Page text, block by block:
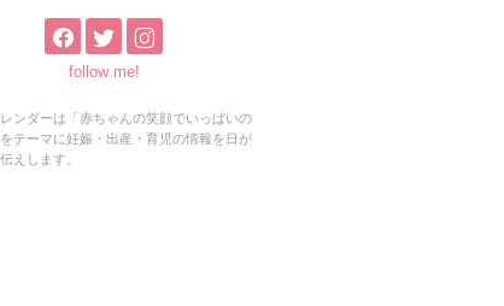
follow me!
ンダーは「赤ちゃんの笑顔でいっぱいの
テーマに妊娠・出産・育児の情報を日が
えします。